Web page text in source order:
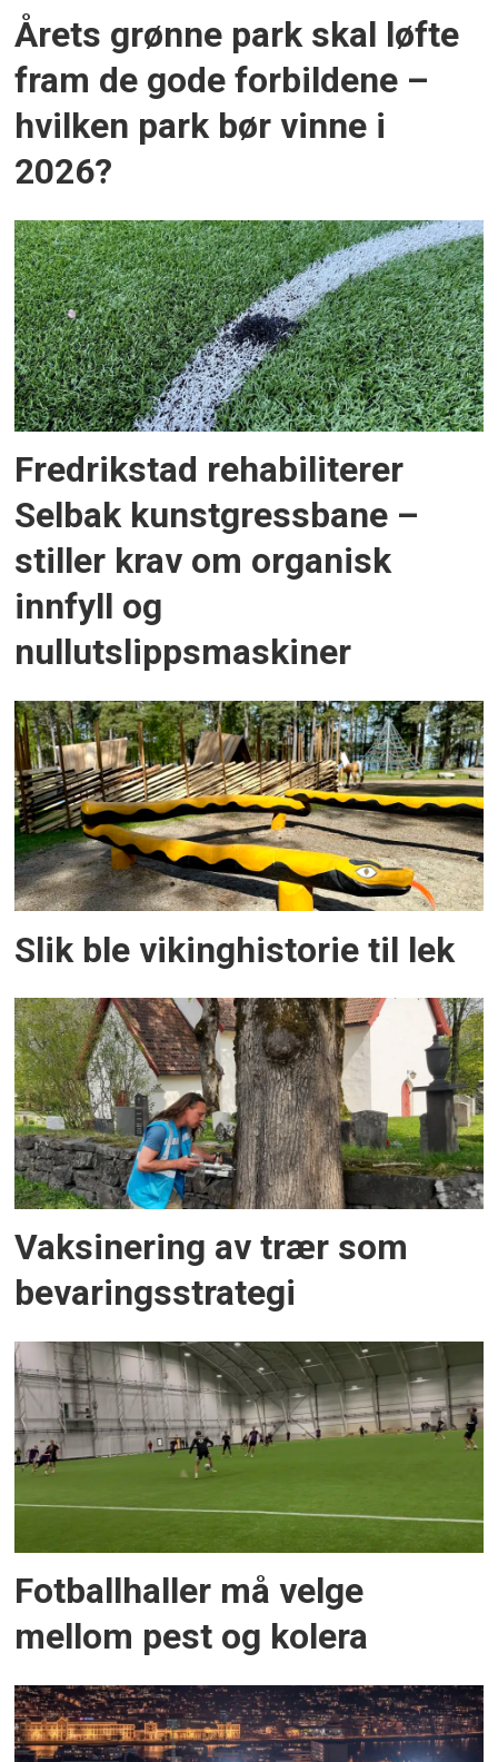
Årets grønne park skal løfte
fram de gode forbildene –
hvilken park bør vinne i
2026?
Fredrikstad rehabiliterer
Selbak kunstgressbane –
stiller krav om organisk
innfyll og
nullutslippsmaskiner
Slik ble vikinghistorie til lek
Vaksinering av trær som
bevaringsstrategi
Fotballhaller må velge
mellom pest og kolera